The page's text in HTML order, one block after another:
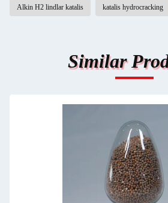
Alkin H2 lindlar katalis katalis hydrocracking
Similar